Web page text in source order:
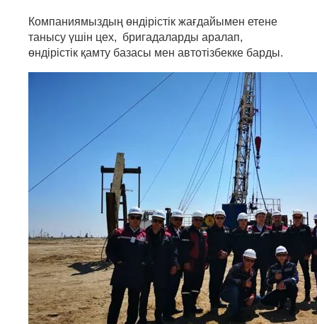
Компаниямыздың өндірістік жағдайымен етене
танысу үшін цех, бригадаларды аралап,
өндірістік қамту базасы мен автотізбекке барды.